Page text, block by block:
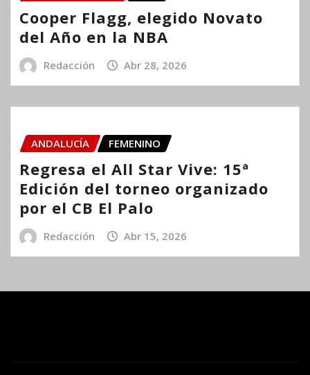
Cooper Flagg, elegido Novato
del Año en la NBA
Redacción Abr 28, 2026
ANDALUCÍA FEMENINO
Regresa el All Star Vive: 15ª
Edición del torneo organizado
por el CB El Palo
Redacción Abr 15, 2026